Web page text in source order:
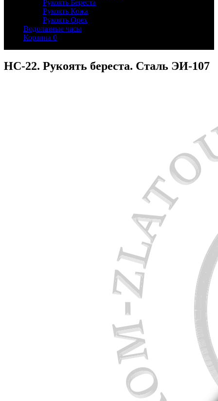
Рукоять Береста
Рукоять Кожа
Рукоять Орех
Водолазные часы
Корзина 0
НС-22. Рукоять береста. Сталь ЭИ-107